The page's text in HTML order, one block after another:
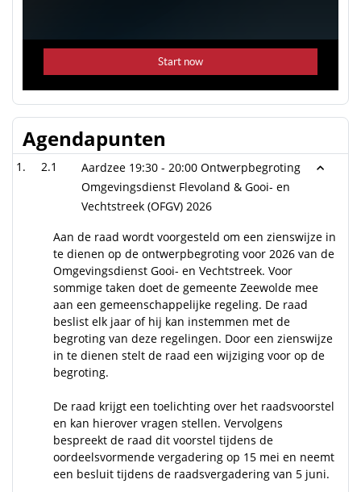
Agendapunten
2.1
Aardzee 19:30 - 20:00 Ontwerpbegroting
Omgevingsdienst Flevoland & Gooi- en
Vechtstreek (OFGV) 2026
Aan de raad wordt voorgesteld om een zienswijze in
te dienen op de ontwerpbegroting voor 2026 van de
Omgevingsdienst Gooi- en Vechtstreek. Voor
sommige taken doet de gemeente Zeewolde mee
aan een gemeenschappelijke regeling. De raad
beslist elk jaar of hij kan instemmen met de
begroting van deze regelingen. Door een zienswijze
in te dienen stelt de raad een wijziging voor op de
begroting.
De raad krijgt een toelichting over het raadsvoorstel
en kan hierover vragen stellen. Vervolgens
bespreekt de raad dit voorstel tijdens de
oordeelsvormende vergadering op 15 mei en neemt
een besluit tijdens de raadsvergadering van 5 juni.